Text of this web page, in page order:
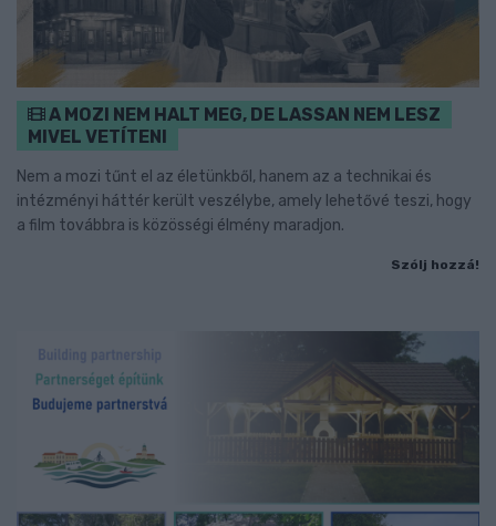
A MOZI NEM HALT MEG, DE LASSAN NEM LESZ
MIVEL VETÍTENI
Nem a mozi tűnt el az életünkből, hanem az a technikai és
intézményi háttér került veszélybe, amely lehetővé teszi, hogy
a film továbbra is közösségi élmény maradjon.
Szólj hozzá!